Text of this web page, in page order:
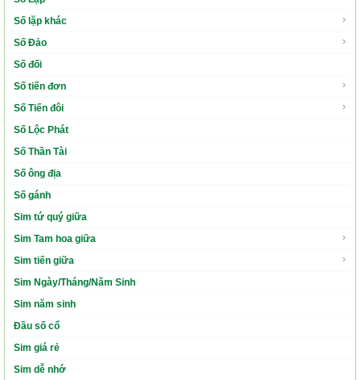
Số lặp khác
Số Đảo
Số đối
Số tiến đơn
Số Tiến đôi
Số Lộc Phát
Số Thần Tài
Số ông địa
Số gánh
Sim tứ quý giữa
Sim Tam hoa giữa
Sim tiến giữa
Sim Ngày/Tháng/Năm Sinh
Sim năm sinh
Đầu số cổ
Sim giá rẻ
Sim dễ nhớ